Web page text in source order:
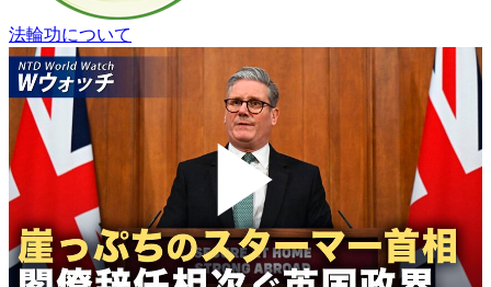
法輪功について
Play